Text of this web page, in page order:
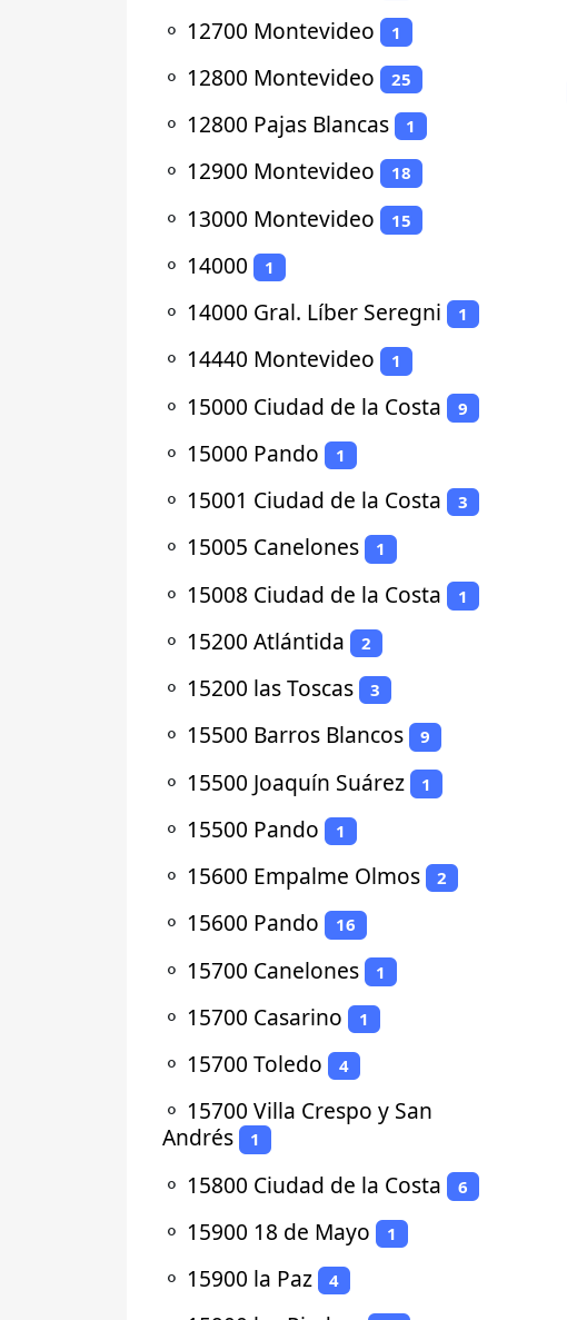
⚬ 12700 Montevideo 1
⚬ 12800 Montevideo 25
⚬ 12800 Pajas Blancas 1
⚬ 12900 Montevideo 18
⚬ 13000 Montevideo 15
⚬ 14000 1
⚬ 14000 Gral. Líber Seregni 1
⚬ 14440 Montevideo 1
⚬ 15000 Ciudad de la Costa 9
⚬ 15000 Pando 1
⚬ 15001 Ciudad de la Costa 3
⚬ 15005 Canelones 1
⚬ 15008 Ciudad de la Costa 1
⚬ 15200 Atlántida 2
⚬ 15200 las Toscas 3
⚬ 15500 Barros Blancos 9
⚬ 15500 Joaquín Suárez 1
⚬ 15500 Pando 1
⚬ 15600 Empalme Olmos 2
⚬ 15600 Pando 16
⚬ 15700 Canelones 1
⚬ 15700 Casarino 1
⚬ 15700 Toledo 4
⚬ 15700 Villa Crespo y San
Andrés
1
⚬ 15800 Ciudad de la Costa 6
⚬ 15900 18 de Mayo 1
⚬ 15900 la Paz 4